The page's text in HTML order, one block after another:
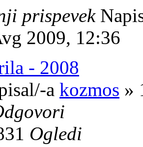
prispevek
2009, 12:36
- 2008
a kozmos »
Ogledi